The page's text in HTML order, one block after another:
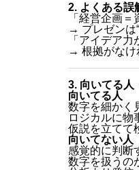
2. よくある誤
「経営企画＝
→ プレゼンは
「アイデア力
→ 根拠がなけ
3. 向いてる人
向いてる人
数字を細かく
ロジカルに物
仮説を立てて
向いてない人
感覚的に判断
数字を扱うの